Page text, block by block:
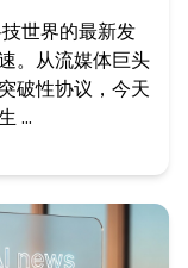
世界的最新发
。从流媒体巨头
破性协议，今天
…